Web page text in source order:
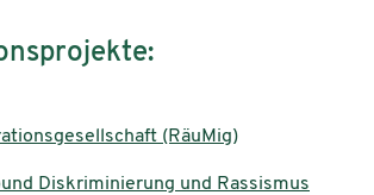
(RäuMig)
Diskriminierung und Rassismus